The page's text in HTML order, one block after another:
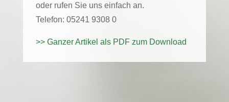
oder rufen Sie uns einfach an.
Telefon: 05241 9308 0
>> Ganzer Artikel als PDF zum Download